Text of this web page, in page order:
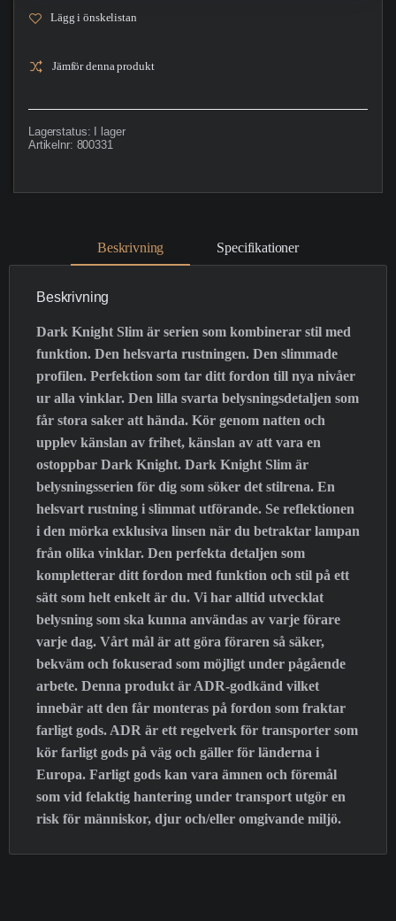
Lägg i önskelistan
Jämför denna produkt
Lagerstatus:
I lager
Artikelnr: 800331
Beskrivning Specifikationer
Beskrivning
Dark Knight Slim är serien som kombinerar stil med
funktion. Den helsvarta rustningen. Den slimmade
profilen. Perfektion som tar ditt fordon till nya nivåer
ur alla vinklar. Den lilla svarta belysningsdetaljen som
får stora saker att hända. Kör genom natten och
upplev känslan av frihet, känslan av att vara en
ostoppbar Dark Knight. Dark Knight Slim är
belysningsserien för dig som söker det stilrena. En
helsvart rustning i slimmat utförande. Se reflektionen
i den mörka exklusiva linsen när du betraktar lampan
från olika vinklar. Den perfekta detaljen som
kompletterar ditt fordon med funktion och stil på ett
sätt som helt enkelt är du. Vi har alltid utvecklat
belysning som ska kunna användas av varje förare
varje dag. Vårt mål är att göra föraren så säker,
bekväm och fokuserad som möjligt under pågående
arbete. Denna produkt är ADR-godkänd vilket
innebär att den får monteras på fordon som fraktar
farligt gods. ADR är ett regelverk för transporter som
kör farligt gods på väg och gäller för länderna i
Europa. Farligt gods kan vara ämnen och föremål
som vid felaktig hantering under transport utgör en
risk för människor, djur och/eller omgivande miljö.